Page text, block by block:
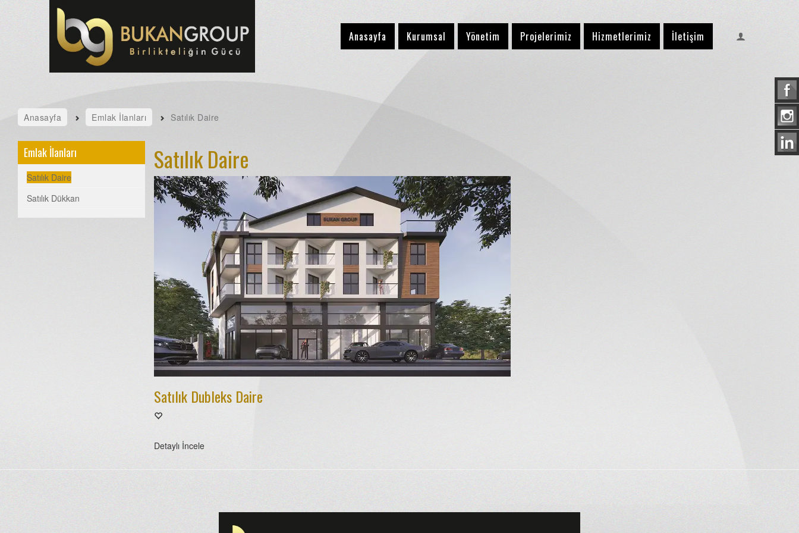
Anasayfa Kurumsal Yönetim Projelerimiz Hizmetlerimiz İletişim
Anasayfa Emlak İlanları Satılık Daire
Emlak İlanları
Satılık Daire
Satılık Dükkan
Satılık Daire
Satılık Dubleks Daire
Detaylı İncele